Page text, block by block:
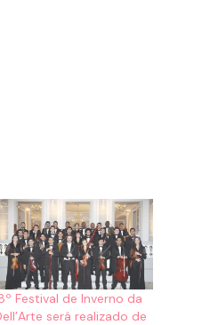
Festival de Inverno da
será realizado de